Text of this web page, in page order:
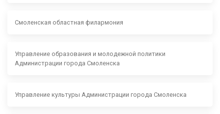
Смоленская областная филармония
Управление образования и молодежной политики
Администрации города Смоленска
Управление культуры Администрации города Смоленска